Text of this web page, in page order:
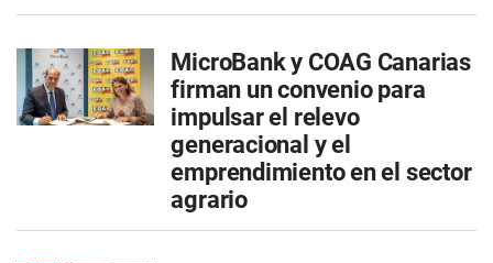
MicroBank y COAG Canarias
firman un convenio para
impulsar el relevo
generacional y el
emprendimiento en el sector
agrario